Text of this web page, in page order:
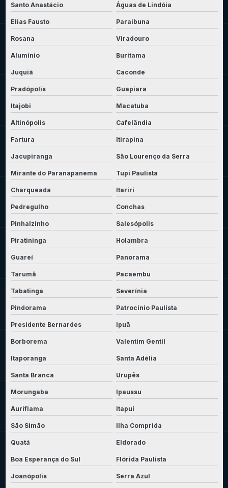
Santo Anastácio Águas de Lindóia
Elias Fausto Paraibuna
Rosana Viradouro
Alumínio Buritama
Juquiá Caconde
Pradópolis Guapiara
Itajobi Macatuba
Altinópolis Cafelândia
Fartura Itirapina
Jacupiranga São Lourenço da Serra
Mirante do Paranapanema Tupi Paulista
Charqueada Itariri
Pedregulho Conchas
Pinhalzinho Salesópolis
Piratininga Holambra
Guareí Panorama
Tarumã Pacaembu
Tabatinga Severínia
Pindorama Patrocínio Paulista
Presidente Bernardes Ipuã
Borborema Valentim Gentil
Itaporanga Santa Adélia
Santa Branca Urupês
Morungaba Ipaussu
Auriflama Itapuí
São Simão Ilha Comprida
Quatá Eldorado
Boa Esperança do Sul Flórida Paulista
Joanópolis Serra Azul